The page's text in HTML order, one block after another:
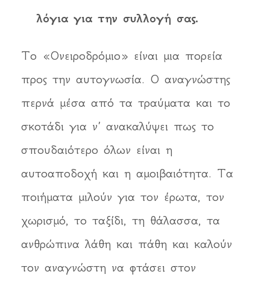
λόγια για την συλλογή σας.
Το «Ονειροδρόμιο» είναι μια πορεία
προς την αυτογνωσία. Ο αναγνώστης
περνά μέσα από τα τραύματα και το
σκοτάδι για ν’ ανακαλύψει πως το
σπουδαιότερο όλων είναι η
αυτοαποδοχή και η αμοιβαιότητα. Τα
ποιήματα μιλούν για τον έρωτα, τον
χωρισμό, το ταξίδι, τη θάλασσα, τα
ανθρώπινα λάθη και πάθη και καλούν
τον αναγνώστη να φτάσει στον